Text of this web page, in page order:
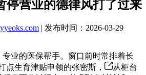
停营业的德律风打了过来
| 发布时间：2026-03-29
的医保帮手。窗口前时常排着长
点生育津贴申领的张密斯，
从柜台